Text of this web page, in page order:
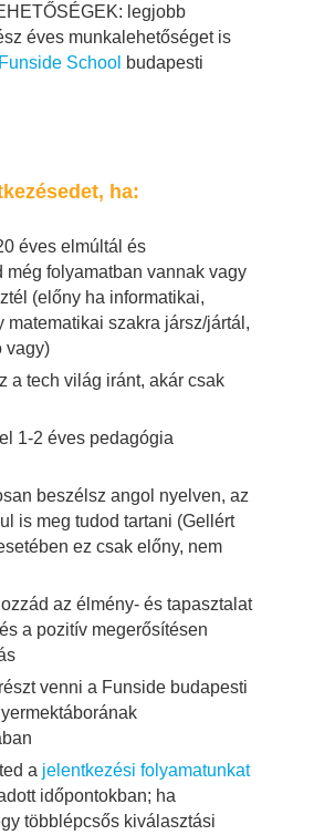
legjobb
éves munkalehetőséget is
Funside School budapesti
ha:
éves elmúltál és
még folyamatban vannak vagy
(előny ha informatikai,
matematikai szakra jársz/jártál,
vagy)
a tech világ iránt, akár csak
1-2 éves pedagógia
beszélsz angol nyelven, az
is meg tudod tartani (Gellért
ez csak előny, nem
az élmény- és tapasztalat
a pozitív megerősítésen
venni a Funside budapesti
a jelentkezési folyamatunkat
időpontokban; ha
többlépcsős kiválasztási